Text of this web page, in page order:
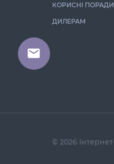
КОРИСНІ ПОРАДИ
ДИЛЕРАМ
© 2026